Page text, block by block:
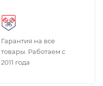
Гарантия на все
товары. Работаем с
2011 года